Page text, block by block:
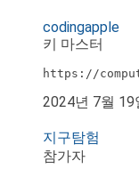
codingapple
키 마스터
https://
2024년 7월 19
지구탐험
참가자